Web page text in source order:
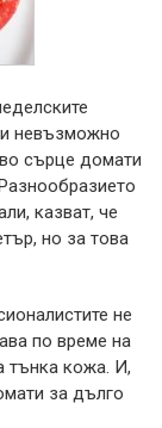
невъзможно
сърце домати
казват, че
но за това
не
по време на
тънка кожа. И,
за дълго